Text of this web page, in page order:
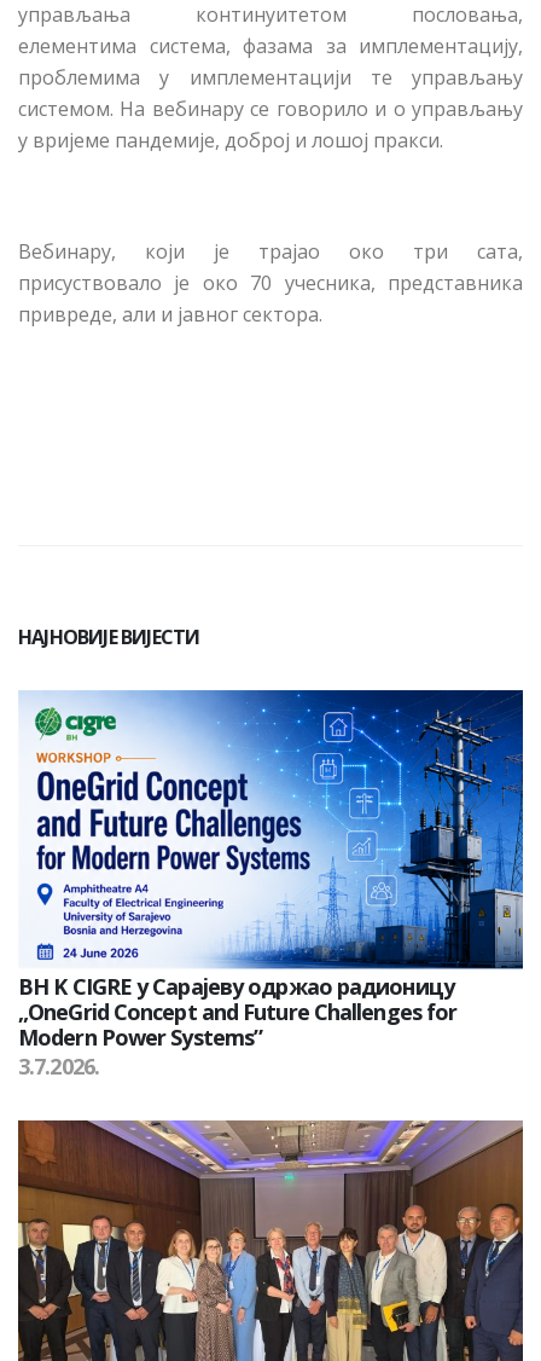
управљања континуитетом пословања,
елементима система, фазама за имплементацију,
проблемима у имплементацији те управљању
системом. На вебинару се говорило и о управљању
у вријеме пандемије, доброј и лошој пракси.
Вебинару, који је трајао око три сата,
присуствовало је око 70 учесника, представника
привреде, али и јавног сектора.
НАЈНОВИЈЕ ВИЈЕСТИ
BH K CIGRE у Сарајеву одржао радионицу
„OneGrid Concept and Future Challenges for
Modern Power Systems”
3.7.2026.